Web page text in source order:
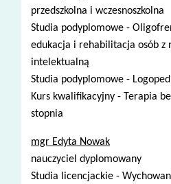
przedszkolna i wczesnoszkolna
Studia podyplomowe -
edukacja i rehabilitacja osób z
intelektualną
Studia podyplomowe -
Kurs kwalifikacyjny - Terapia
stopnia
mgr Edyta Nowak
nauczyciel dyplomowany
Studia licencjackie -